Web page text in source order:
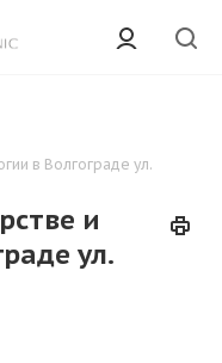
в Волгограде ул.
и
ул.